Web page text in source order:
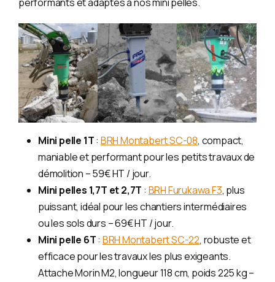
Mini pelle 1T: BRH Montabert SC-08, compact,
maniable et performant pour les petits travaux de
démolition – 59€ HT / jour.
Mini pelles 1,7T et 2,7T : BRH Furukawa F3, plus
puissant, idéal pour les chantiers intermédiaires
ou les sols durs – 69€ HT / jour.
Mini pelle 6T: BRH Montabert SC-22, robuste et
efficace pour les travaux les plus exigeants.
Attache Morin M2, longueur 118 cm, poids 225 kg –